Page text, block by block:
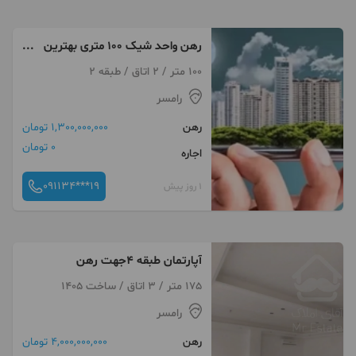
رهن واحد شیک 100 متری بهترین
لوکیشن طالقانی100 متر / 2 اتاق / طبقه 2
رامسر
رهن
1,300,000,000 تومان
اجاره
0 تومان
1 روز پیش 091134***19
آپارتمان طبقه ۴جهت رهن
175 متر / 3 اتاق / ساخت 1405
رامسر
رهن
4,000,000,000 تومان